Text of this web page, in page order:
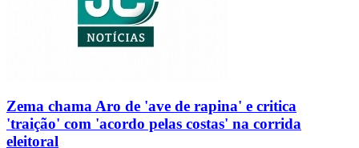
Zema chama Aro de 'ave de rapina' e critica
'traição' com 'acordo pelas costas' na corrida
eleitoral